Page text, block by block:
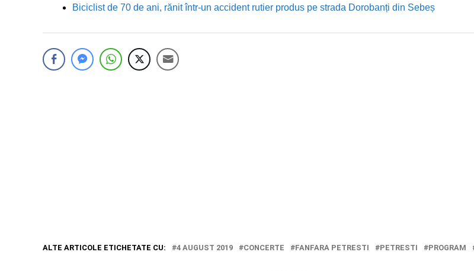
Biciclist de 70 de ani, rănit într-un accident rutier produs pe strada Dorobanți din Sebeș
ALTE ARTICOLE ETICHETATE CU: 4 AUGUST 2019 CONCERTE FANFARA PETRESTI PETRESTI PROGRAM